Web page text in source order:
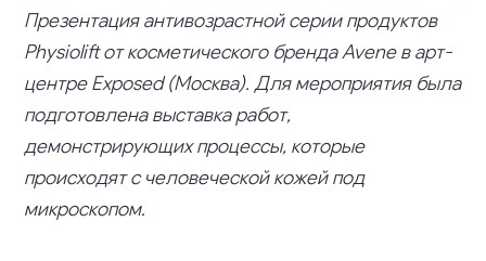
Презентация антивозрастной серии продуктов
Physiolift от косметического бренда Avene в арт-
центре Exposed (Москва). Для мероприятия была
подготовлена выставка работ,
демонстрирующих процессы, которые
происходят с человеческой кожей под
микроскопом.